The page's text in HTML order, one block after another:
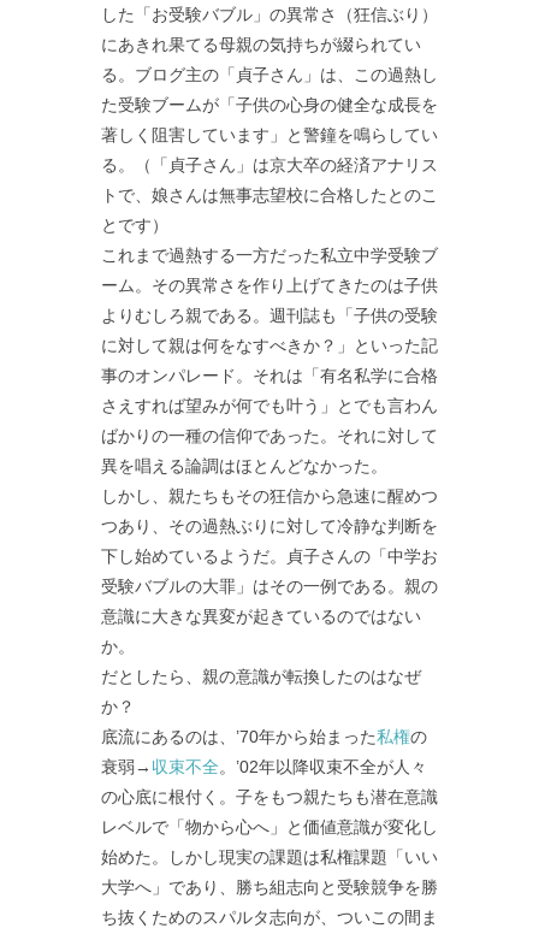
した「お受験バブル」の異常さ（狂信ぶり）
にあきれ果てる母親の気持ちが綴られてい
る。ブログ主の「貞子さん」は、この過熱し
た受験ブームが「子供の心身の健全な成長を
著しく阻害しています」と警鐘を鳴らしてい
る。（「貞子さん」は京大卒の経済アナリス
トで、娘さんは無事志望校に合格したとのこ
とです）
これまで過熱する一方だった私立中学受験ブ
ーム。その異常さを作り上げてきたのは子供
よりむしろ親である。週刊誌も「子供の受験
に対して親は何をなすべきか？」といった記
事のオンパレード。それは「有名私学に合格
さえすれば望みが何でも叶う」とでも言わん
ばかりの一種の信仰であった。それに対して
異を唱える論調はほとんどなかった。
しかし、親たちもその狂信から急速に醒めつ
つあり、その過熱ぶりに対して冷静な判断を
下し始めているようだ。貞子さんの「中学お
受験バブルの大罪」はその一例である。親の
意識に大きな異変が起きているのではない
か。
だとしたら、親の意識が転換したのはなぜ
か？
底流にあるのは、’70年から始まった私権の
衰弱→ 収束不全。’02年以降収束不全が人々
の心底に根付く。子をもつ親たちも潜在意識
レベルで「物から心へ」と価値意識が変化し
始めた。しかし現実の課題は私権課題「いい
大学へ」であり、勝ち組志向と受験競争を勝
ち抜くためのスパルタ志向が、ついこの間ま